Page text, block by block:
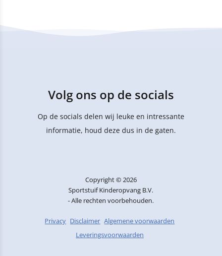
Volg ons op de socials
Op de socials delen wij leuke en intressante
informatie, houd deze dus in de gaten.
Copyright © 2026
Sportstuif Kinderopvang B.V.
- Alle rechten voorbehouden.
Privacy Disclaimer Algemene voorwaarden
Leveringsvoorwaarden